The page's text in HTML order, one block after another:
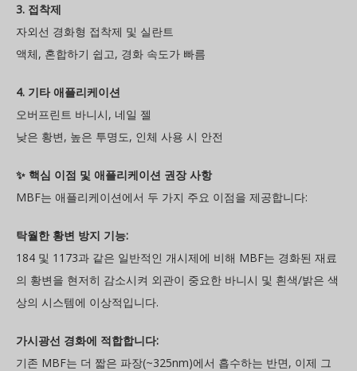
3. 접착제
자외선 경화형 접착제 및 실란트
액체, 혼합하기 쉽고, 경화 속도가 빠름
4. 기타 애플리케이션
오버프린트 바니시, 네일 젤
낮은 황변, 높은 투명도, 인체 사용 시 안전
✨ 핵심 이점 및 애플리케이션 권장 사항
MBF는 애플리케이션에서 두 가지 주요 이점을 제공합니다:
탁월한 황변 방지 기능:
184 및 1173과 같은 일반적인 개시제에 비해 MBF는 경화된 재료
의 황변을 현저히 감소시켜 외관이 중요한 바니시 및 흰색/밝은 색
상의 시스템에 이상적입니다.
가시광선 경화에 적합합니다:
기존 MBF는 더 짧은 파장(~325nm)에서 흡수하는 반면, 이제 그